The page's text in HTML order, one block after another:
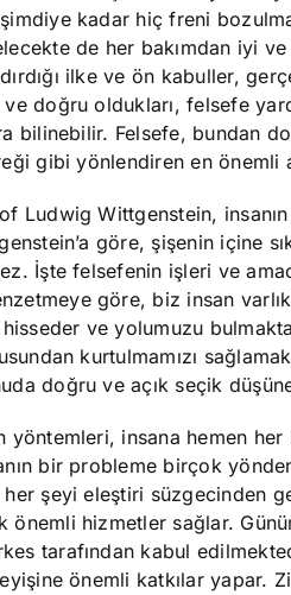
kadar hiç freni
de her bakımdan iyi ve
ilke ve ön kabuller,
doğru oldukları, felsefe
bilinebilir. Felsefe, bundan
gibi yönlendiren en önemli
Ludwig Wittgenstein,
göre, şişenin içine
İşte felsefenin işleri ve
göre, biz insan
hisseder ve yolumuzu
kurtulmamızı
doğru ve açık seçik
yöntemleri, insana hemen
bir probleme birçok
her şeyi eleştiri süzgecinden
önemli hizmetler sağlar.
tarafından kabul
önemli katkılar yapar.